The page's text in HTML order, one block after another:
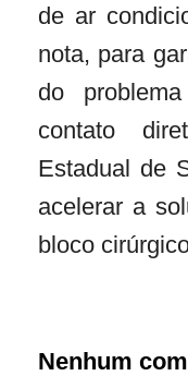
de ar
nota, para
do
contato
Estadual de
acelerar a
bloco
Nenhum